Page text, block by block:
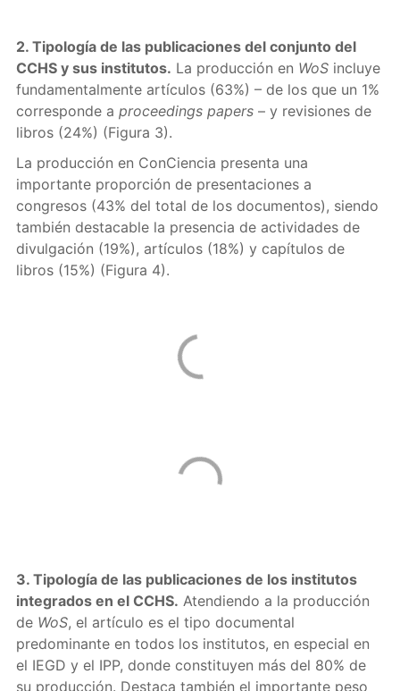
2. Tipología de las publicaciones del conjunto del
CCHS y sus institutos. La producción en WoSincluye
fundamentalmente artículos (63%) – de los que un 1%
corresponde a proceedings papers– y revisiones de
libros (24%) (Figura 3).
La producción en ConCiencia presenta una
importante proporción de presentaciones a
congresos (43% del total de los documentos), siendo
también destacable la presencia de actividades de
divulgación (19%), artículos (18%) y capítulos de
libros (15%) (Figura 4).
3. Tipología de las publicaciones de los institutos
integrados en el CCHS. Atendiendo a la producción
de WoS, el artículo es el tipo documental
predominante en todos los institutos, en especial en
el IEGD y el IPP, donde constituyen más del 80% de
su producción. Destaca también el importante peso